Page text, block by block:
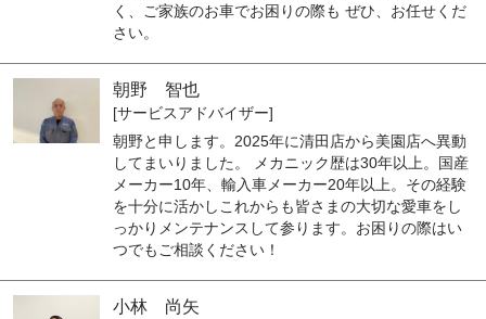
く、ご家族のお車でお困りの際も ぜひ、お任せくだ
さい。
朝野 智也
[サービスアドバイザー]
朝野と申します。2025年に清田店から美園店へ異動
してまいりました。 メカニック歴は30年以上。国産
メーカー10年、輸入車メーカー20年以上。その経験
を十分に活かしこれからも皆さまの大切な愛車をし
っかりメンテナンスして参ります。お困りの際はい
つでもご相談ください！
小林 尚矢